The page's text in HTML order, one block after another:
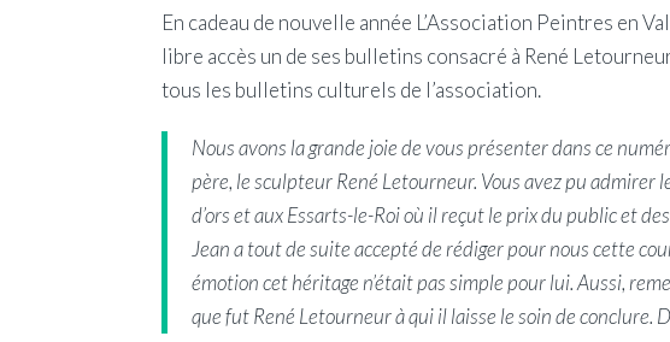
En cadeau de nouvelle année L’Association Peintres en
libre accès un de ses bulletins consacré à René
tous les bulletins culturels de l’association.
Nous avons la grande joie de vous présenter dans ce
père, le sculpteur René Letourneur. Vous avez pu
d’ors et aux Essarts-le-Roi où il reçut le prix du public et
Jean a tout de suite accepté de rédiger pour nous cette
émotion cet héritage n’était pas simple pour lui. Aussi,
que fut René Letourneur à qui il laisse le soin de conclure.